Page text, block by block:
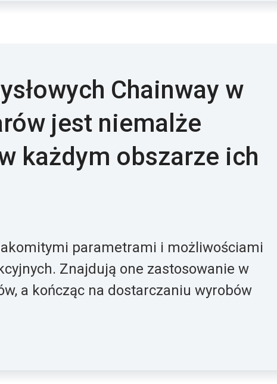
Chainway w
jest niemalże
każdym obszarze ich
parametrami i możliwościami
Znajdują one zastosowanie w
a kończąc na dostarczaniu wyrobów